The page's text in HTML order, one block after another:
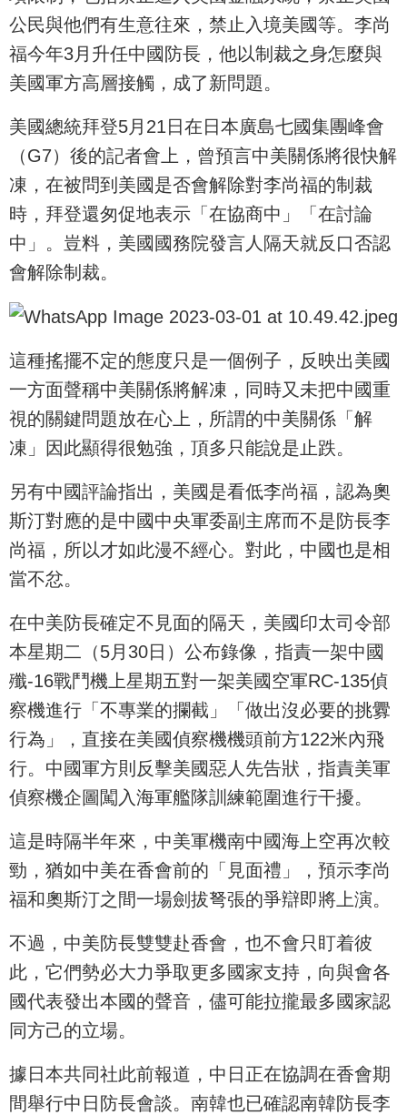
公民與他們有生意往來，禁止入境美國等。李尚
福今年3月升任中國防長，他以制裁之身怎麼與
美國軍方高層接觸，成了新問題。
美國總統拜登5月21日在日本廣島七國集團峰會
（G7）後的記者會上，曾預言中美關係將很快解
凍，在被問到美國是否會解除對李尚福的制裁
時，拜登還匆促地表示「在協商中」「在討論
中」。豈料，美國國務院發言人隔天就反口否認
會解除制裁。
這種搖擺不定的態度只是一個例子，反映出美國
一方面聲稱中美關係將解凍，同時又未把中國重
視的關鍵問題放在心上，所謂的中美關係「解
凍」因此顯得很勉強，頂多只能說是止跌。
另有中國評論指出，美國是看低李尚福，認為奧
斯汀對應的是中國中央軍委副主席而不是防長李
尚福，所以才如此漫不經心。對此，中國也是相
當不忿。
在中美防長確定不見面的隔天，美國印太司令部
本星期二（5月30日）公布錄像，指責一架中國
殲-16戰鬥機上星期五對一架美國空軍RC-135偵
察機進行「不專業的攔截」「做出沒必要的挑釁
行為」，直接在美國偵察機機頭前方122米內飛
行。中國軍方則反擊美國惡人先告狀，指責美軍
偵察機企圖闖入海軍艦隊訓練範圍進行干擾。
這是時隔半年來，中美軍機南中國海上空再次較
勁，猶如中美在香會前的「見面禮」，預示李尚
福和奧斯汀之間一場劍拔弩張的爭辯即將上演。
不過，中美防長雙雙赴香會，也不會只盯着彼
此，它們勢必大力爭取更多國家支持，向與會各
國代表發出本國的聲音，儘可能拉攏最多國家認
同方己的立場。
據日本共同社此前報道，中日正在協調在香會期
間舉行中日防長會談。南韓也已確認南韓防長李